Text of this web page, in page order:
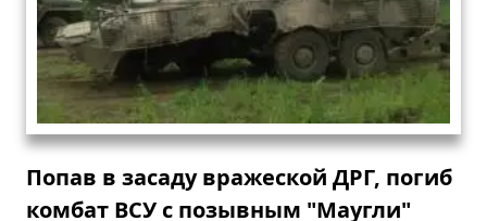
Попав в засаду вражеской ДРГ, погиб
комбат ВСУ с позывным "Маугли"